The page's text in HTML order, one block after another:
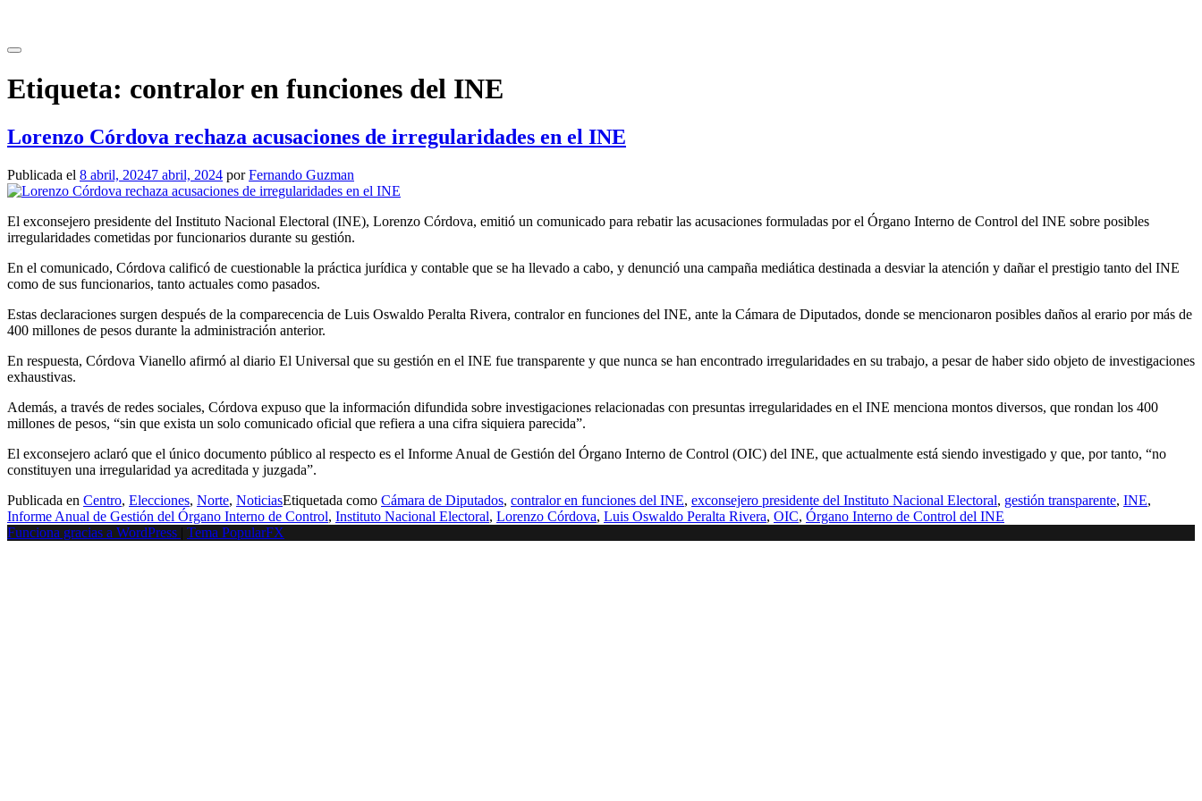
contenido
Etiqueta: contralor en funciones del INE
Lorenzo Córdova rechaza acusaciones de irregularidades en el INE
Publicada el 8 abril, 20247 abril, 2024 porFernando Guzman
El exconsejero presidente del Instituto Nacional Electoral (INE), Lorenzo Córdova, emitió un comunicado para rebatir las acusaciones formuladas por el Órgano Interno de Control del INE sobre posibles
irregularidades cometidas por funcionarios durante su gestión.
En el comunicado, Córdova calificó de cuestionable la práctica jurídica y contable que se ha llevado a cabo, y denunció una campaña mediática destinada a desviar la atención y dañar el prestigio tanto del INE
como de sus funcionarios, tanto actuales como pasados.
Estas declaraciones surgen después de la comparecencia de Luis Oswaldo Peralta Rivera, contralor en funciones del INE, ante la Cámara de Diputados, donde se mencionaron posibles daños al erario por más de
400 millones de pesos durante la administración anterior.
En respuesta, Córdova Vianello afirmó al diario El Universal que su gestión en el INE fue transparente y que nunca se han encontrado irregularidades en su trabajo, a pesar de haber sido objeto de investigaciones
exhaustivas.
Además, a través de redes sociales, Córdova expuso que la información difundida sobre investigaciones relacionadas con presuntas irregularidades en el INE menciona montos diversos, que rondan los 400
millones de pesos, “sin que exista un solo comunicado oficial que refiera a una cifra siquiera parecida”.
El exconsejero aclaró que el único documento público al respecto es el Informe Anual de Gestión del Órgano Interno de Control (OIC) del INE, que actualmente está siendo investigado y que, por tanto, “no
constituyen una irregularidad ya acreditada y juzgada”.
Publicada en Centro, Elecciones, Norte, NoticiasEtiquetada como Cámara de Diputados, contralor en funciones del INE, exconsejero presidente del Instituto Nacional Electoral, gestión transparente, INE,
Informe Anual de Gestión del Órgano Interno de Control, Instituto Nacional Electoral, Lorenzo Córdova, Luis Oswaldo Peralta Rivera, OIC, Órgano Interno de Control del INE
Funciona gracias a WordPress
Tema PopularFX